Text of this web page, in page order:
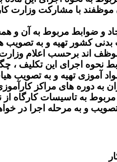
موظفند با مشارکت
و ضوابط مربوط به آن
بدنی کشور تهیه و به تصویب
موظف اند برحسب
نحوه اجرای این تکلیف
آموزی تهیه و به تصویب
به دوره های مراکز
مربوط به تاسیسات
و به مرحله اجرا در